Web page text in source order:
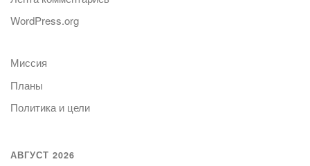
WordPress.org
Миссия
Планы
Политика и цели
АВГУСТ 2026